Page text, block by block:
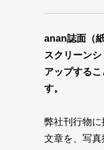
anan誌面（
スクリーン
アップする
す。
弊社刊行物
文章を、写